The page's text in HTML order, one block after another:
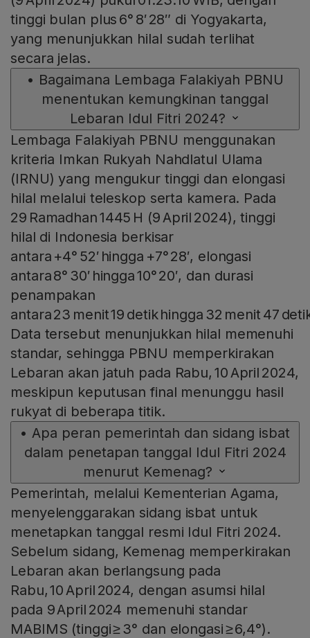
tinggi bulan plus 6° 8′ 28″ di Yogyakarta,
yang menunjukkan hilal sudah terlihat
secara jelas.
• Bagaimana Lembaga Falakiyah PBNU
menentukan kemungkinan tanggal
Lebaran Idul Fitri 2024?
Lembaga Falakiyah PBNU menggunakan
kriteria Imkan Rukyah Nahdlatul Ulama
(IRNU) yang mengukur tinggi dan elongasi
hilal melalui teleskop serta kamera. Pada
29 Ramadhan 1445 H (9 April 2024), tinggi
hilal di Indonesia berkisar
antara +4° 52′ hingga +7° 28′, elongasi
antara 8° 30′ hingga 10° 20′, dan durasi
penampakan
antara 23 menit 19 detik hingga 32 menit 47
Data tersebut menunjukkan hilal memenuhi
standar, sehingga PBNU memperkirakan
Lebaran akan jatuh pada Rabu, 10 April 2024,
meskipun keputusan final menunggu hasil
rukyat di beberapa titik.
• Apa peran pemerintah dan sidang isbat
dalam penetapan tanggal Idul Fitri 2024
menurut Kemenag?
Pemerintah, melalui Kementerian Agama,
menyelenggarakan sidang isbat untuk
menetapkan tanggal resmi Idul Fitri 2024.
Sebelum sidang, Kemenag memperkirakan
Lebaran akan berlangsung pada
Rabu, 10 April 2024, dengan asumsi hilal
pada 9 April 2024 memenuhi standar
MABIMS (tinggi ≥ 3° dan elongasi ≥ 6,4°).